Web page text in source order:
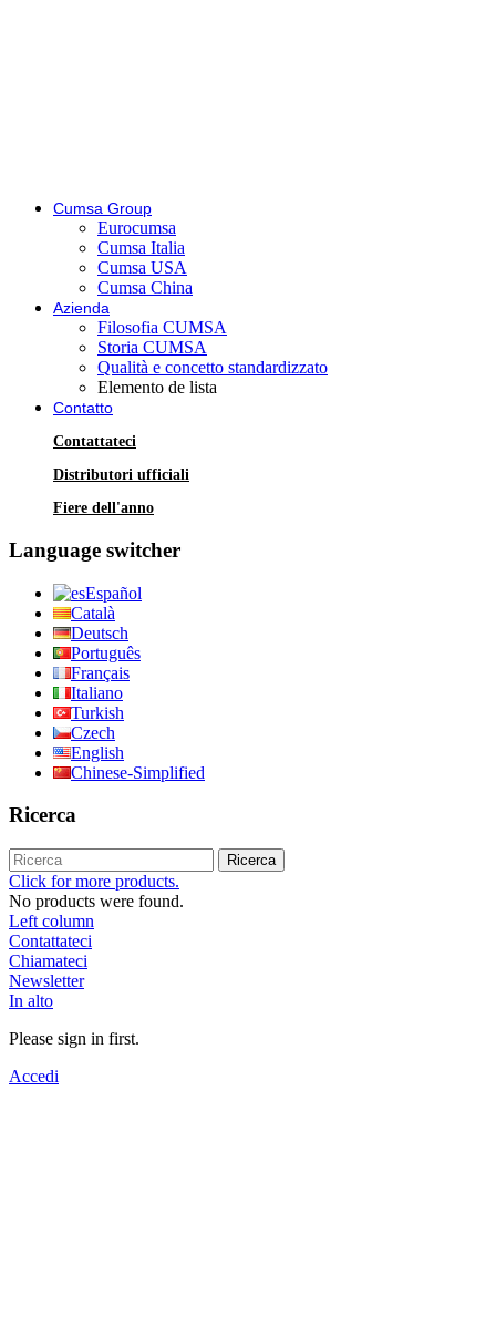
Cumsa Group
Eurocumsa
Cumsa Italia
Cumsa USA
Cumsa China
Azienda
Filosofia CUMSA
Storia CUMSA
Qualità e concetto standardizzato
Elemento de lista
Contatto
Contattateci
Distributori ufficiali
Fiere dell'anno
Language switcher
Español
Català
Deutsch
Português
Français
Italiano
Turkish
Czech
English
Chinese-Simplified
Ricerca
Ricerca
Click for more products.
No products were found.
Left column
Contattateci
Chiamateci
Newsletter
In alto
Please sign in first.
Accedi